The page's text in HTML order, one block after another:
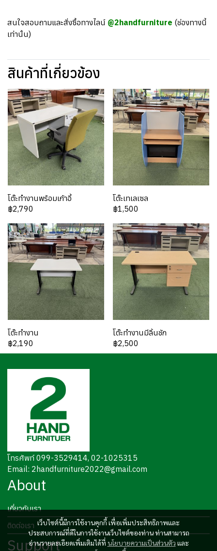
สนใจสอบถามและสั่งซื้อทางไลน์ @2handfurniture (ช่องทางนี้
เท่านั้น)
สินค้าที่เกี่ยวข้อง
โต๊ะทำงานพร้อมเก้าอี้
฿2,790
โต๊ะเทเลเซล
฿1,500
โต๊ะทำงาน
฿2,190
โต๊ะทำงานมีลิ้นชัก
฿2,500
เว็บไซต์นี้มีการใช้งานคุกกี้ เพื่อเพิ่มประสิทธิภาพและ
ประสบการณ์ที่ดีในการใช้งานเว็บไซต์ของท่าน ท่านสามารถ
อ่านรายละเอียดเพิ่มเติมได้ที่ นโยบายความเป็นส่วนตัว และ
โทรศัพท์ 099-3529414, 02-1025315
Email: 2handfurniture2022@gmail.com
About
เกี่ยวกับเรา
ติดต่อเรา
Support